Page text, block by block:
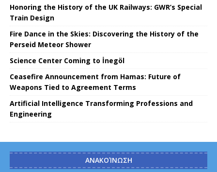
Honoring the History of the UK Railways: GWR’s Special
Train Design
Fire Dance in the Skies: Discovering the History of the
Perseid Meteor Shower
Science Center Coming to İnegöl
Ceasefire Announcement from Hamas: Future of
Weapons Tied to Agreement Terms
Artificial Intelligence Transforming Professions and
Engineering
ΑΝΑΚΟΊΝΩΣΗ